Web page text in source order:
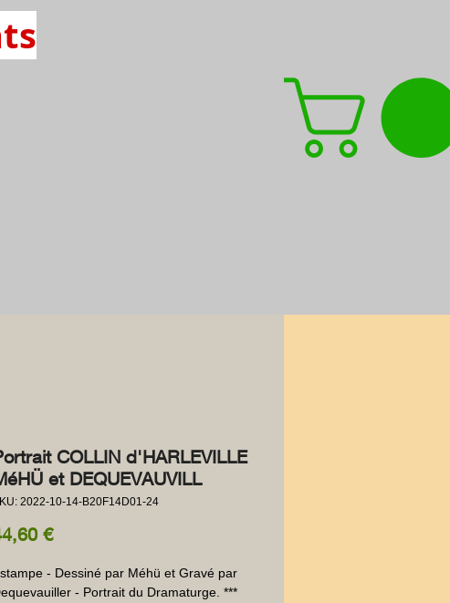
COLLIN d'HARLEVILLE
et DEQUEVAUVILL
2022-10-14-B20F14D01-24
€Prezzo
- Dessiné par Méhü et Gravé par
- Portrait du Dramaturge. ***